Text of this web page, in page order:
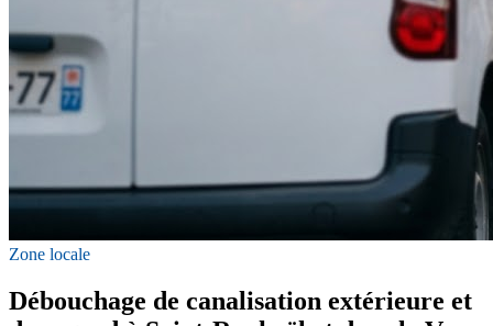
Zone locale
Débouchage de canalisation extérieure et